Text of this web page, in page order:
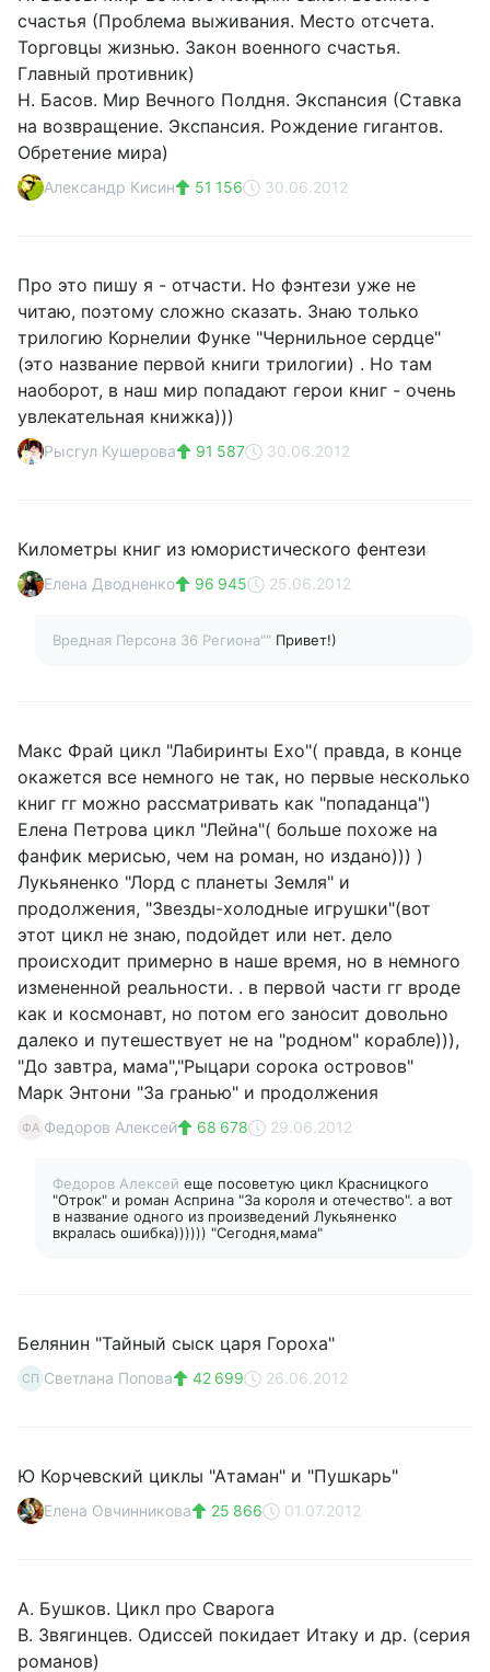
счастья (Проблема выживания. Место отсчета.
Торговцы жизнью. Закон военного счастья.
Главный противник)
Н. Басов. Мир Вечного Полдня. Экспансия (Ставка
на возвращение. Экспансия. Рождение гигантов.
Обретение мира)
Александр Кисин 51 156 30.06.2012
Про это пишу я - отчасти. Но фэнтези уже не
читаю, поэтому сложно сказать. Знаю только
трилогию Корнелии Функе "Чернильное сердце"
(это название первой книги трилогии) . Но там
наоборот, в наш мир попадают герои книг - очень
увлекательная книжка)))
Рысгул Кушерова 91 587 30.06.2012
Километры книг из юмористического фентези
Елена Дводненко 96 945 25.06.2012
Вредная Персона 36 Региона"" Привет!)
Макс Фрай цикл "Лабиринты Ехо"( правда, в конце
окажется все немного не так, но первые несколько
книг гг можно рассматривать как "попаданца")
Елена Петрова цикл "Лейна"( больше похоже на
фанфик мерисью, чем на роман, но издано))) )
Лукьяненко "Лорд с планеты Земля" и
продолжения, "Звезды-холодные игрушки"(вот
этот цикл не знаю, подойдет или нет. дело
происходит примерно в наше время, но в немного
измененной реальности. . в первой части гг вроде
как и космонавт, но потом его заносит довольно
далеко и путешествует не на "родном" корабле))),
"До завтра, мама","Рыцари сорока островов"
Марк Энтони "За гранью" и продолжения
ФА Федоров Алексей 68 678 29.06.2012
Федоров Алексей еще посоветую цикл Красницкого
"Отрок" и роман Асприна "За короля и отечество". а вот
в название одного из произведений Лукьяненко
вкралась ошибка)))))) "Сегодня,мама"
Белянин "Тайный сыск царя Гороха"
СП Светлана Попова 42 699 26.06.2012
Ю Корчевский циклы "Атаман" и "Пушкарь"
Елена Овчинникова 25 866 01.07.2012
А. Бушков. Цикл про Сварога
В. Звягинцев. Одиссей покидает Итаку и др. (серия
романов)